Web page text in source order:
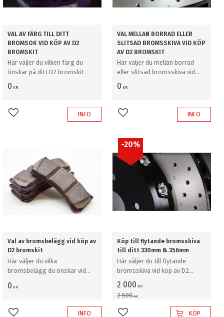
VAL AV FÄRG TILL DITT
BROMSOK VID KÖP AV D2
BROMSKIT
Här väljer du vilken färg du
önskar på ditt D2 bromskit
0 KR
Lägg till i favoriterINFO
VAL MELLAN BORRAD ELLER
SLITSAD BROMSSKIVA VID KÖP
AV D2 BROMSKIT
Här väljer du mellan borrad
eller slitsad bromsskiva vid
köp av D2 bromskit
0 KR
Lägg till i favoriterINFO
Val av bromsbelägg vid köp av
D2 bromskit
Här väljer du vilka
bromsbelägg du önskar vid
0 KR
INFO
Köp till flytande bromsskiva
till ditt 330mm & 356mm
Här väljer du till flytande
bromsskiva vid köp av D2
bromskit
2 000 KR
2 500KR
20%
KÖP